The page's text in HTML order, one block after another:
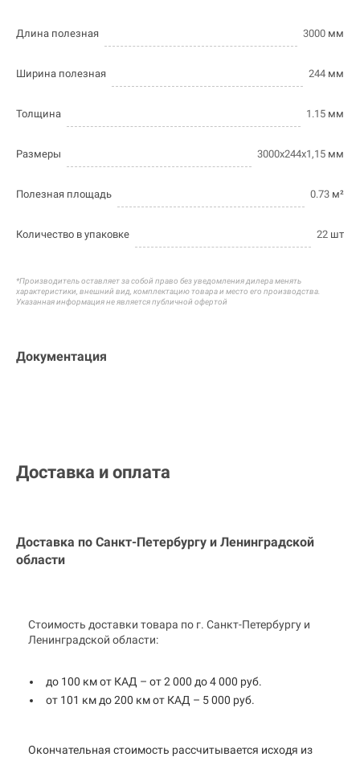
Длина полезная 3000 мм
Ширина полезная 244 мм
Толщина 1.15 мм
Размеры 3000х244х1,15 мм
Полезная площадь 0.73 м²
Количество в упаковке 22 шт
*Производитель оставляет за собой право без уведомления дилера менять
характеристики, внешний вид, комплектацию товара и место его производства.
Указанная информация не является публичной офертой
Документация
Доставка и оплата
Доставка по Санкт-Петербургу и Ленинградской
области
Стоимость доставки товара по г. Санкт-Петербургу и
Ленинградской области:
до 100 км от КАД – от 2 000 до 4 000 руб.
от 101 км до 200 км от КАД – 5 000 руб.
Окончательная стоимость рассчитывается исходя из